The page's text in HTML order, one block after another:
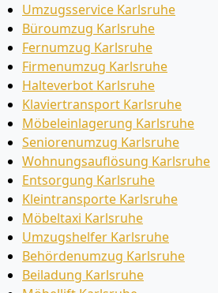
Umzugsservice Karlsruhe
Büroumzug Karlsruhe
Fernumzug Karlsruhe
Firmenumzug Karlsruhe
Halteverbot Karlsruhe
Klaviertransport Karlsruhe
Möbeleinlagerung Karlsruhe
Seniorenumzug Karlsruhe
Wohnungsauflösung Karlsruhe
Entsorgung Karlsruhe
Kleintransporte Karlsruhe
Möbeltaxi Karlsruhe
Umzugshelfer Karlsruhe
Behördenumzug Karlsruhe
Beiladung Karlsruhe